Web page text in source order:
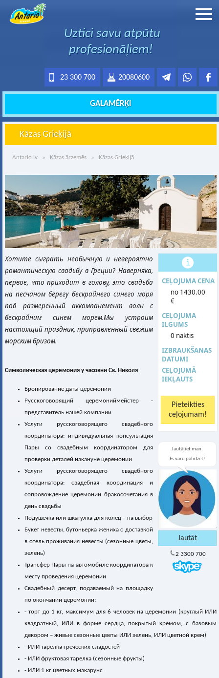
Uztici savu atpūtu
profesionāļiem!
20080600
23 300 700
GALAMĒRĶI
Kāzas Grieķijā
Antario.lv » Kāzas ārzemēs » Kāzas Grieķijā
CEĻOJUMA CENA
no 1430.00
€
CEĻOJUMA
ILGUMS
0 naktis
IZBRAUKŠANAS
DATUMI
CEĻOJUMĀ
IEKĻAUTS
Jautājiet man.
Es varu palīdzēt!
2 3300 700
Хотите сыграть необычную и невероятно
романтическую свадьбу в Греции? Наверняка,
первое, что приходит в голову, это свадьба
на песчаном берегу бескрайнего синего моря
под размеренный аккомпанемент волн с
бескрайним синем морем.Мы устроим
настоящий праздник, приправленный свежим
морским бризом.
Символическая церемония у часовни Св. Николя
Бронирование даты церемонии
Русскоговорящий церемониймейстер -
представитель нашей компании
Услуги русскоговорящего свадебного
координатора: индивидуальная консультация
Пары со свадебным координатором для
проверки деталей накануне церемонии
Услуги русскоговорящего свадебного
координатора: свадебная координация и
сопровождение церемонии бракосочетания в
день свадьбы
Подушечка или шкатулка для колец – на выбор
Букет невесты, бутоньерка жениха с доставкой
в отель проживания невесты (сезонные цветы,
зелень)
Трансфер Пары на автомобиле координатора к
месту проведения церемонии
Свадебный десерт, подаваемый на площадку
по окончании церемонии:
- торт до 1 кг, максимум для 6 человек на церемонии (круглый ИЛИ
квадратный, ИЛИ в форме сердца, покрытый кремом, с базовым
декором – живые сезонные цветы ИЛИ зелень, ИЛИ цветной крем)
- ИЛИ тарелка греческих сладостей
- ИЛИ фруктовая тарелка (сезонные фрукты)
- ИЛИ 1 кг цветных макарунс